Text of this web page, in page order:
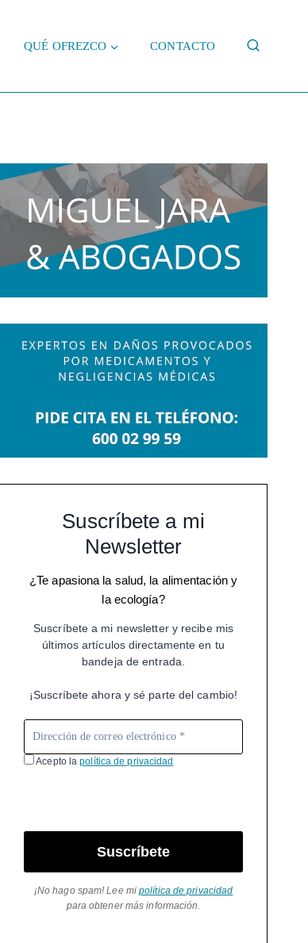
QUÉ OFREZCO CONTACTO
Suscríbete a mi
Newsletter
¿Te apasiona la salud, la alimentación y
la ecología?
Suscríbete a mi newsletter y recibe mis
últimos artículos directamente en tu
bandeja de entrada.
¡Suscríbete ahora y sé parte del cambio!
Acepto lapolítica de privacidad
Suscríbete
¡No hago spam! Lee mipolítica de privacidad
para obtener más información.